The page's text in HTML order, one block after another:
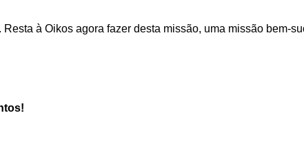
à Oikos agora fazer desta missão, uma missão bem-